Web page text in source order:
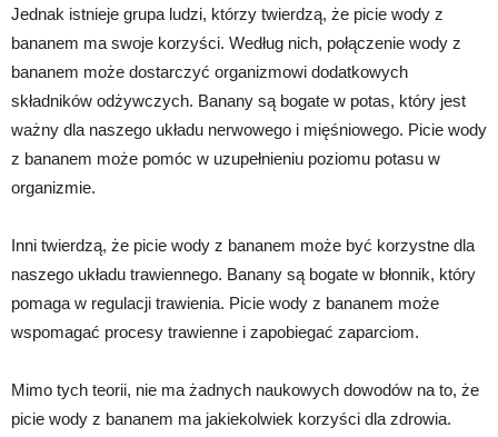
Jednak istnieje grupa ludzi, którzy twierdzą, że picie wody z
bananem ma swoje korzyści. Według nich, połączenie wody z
bananem może dostarczyć organizmowi dodatkowych
składników odżywczych. Banany są bogate w potas, który jest
ważny dla naszego układu nerwowego i mięśniowego. Picie wody
z bananem może pomóc w uzupełnieniu poziomu potasu w
organizmie.
Inni twierdzą, że picie wody z bananem może być korzystne dla
naszego układu trawiennego. Banany są bogate w błonnik, który
pomaga w regulacji trawienia. Picie wody z bananem może
wspomagać procesy trawienne i zapobiegać zaparciom.
Mimo tych teorii, nie ma żadnych naukowych dowodów na to, że
picie wody z bananem ma jakiekolwiek korzyści dla zdrowia.